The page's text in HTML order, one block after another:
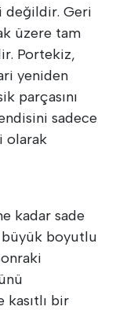
değildir. Geri
üzere tam
Portekiz,
yeniden
parçasını
sadece
olarak
kadar sade
boyutlu
kasıtlı bir